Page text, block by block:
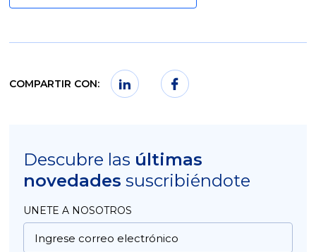
COMPARTIR CON:
Descubre las últimas
novedades suscribiéndote
UNETE A NOSOTROS